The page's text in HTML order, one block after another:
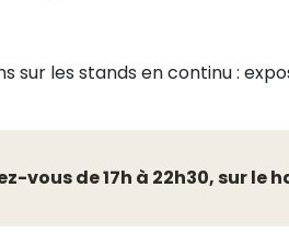
sur les stands en continu :
vous de 17h à 22h30, sur le